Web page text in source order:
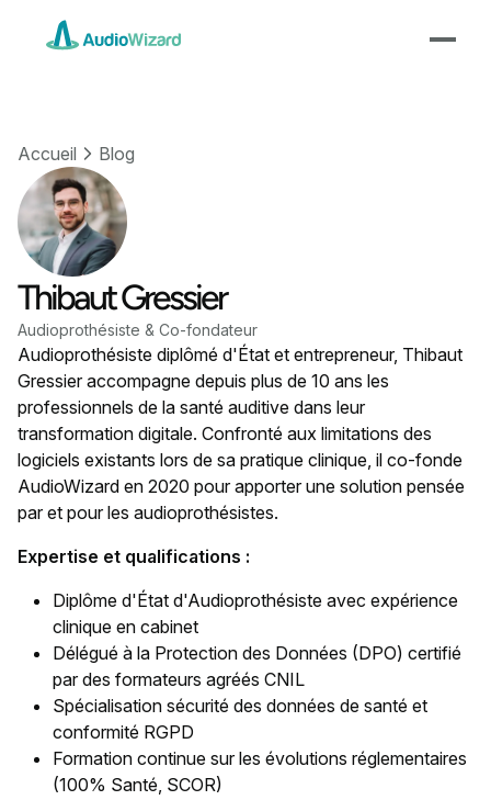
Accueil Blog
Thibaut Gressier
Audioprothésiste & Co-fondateur
Audioprothésiste diplômé d'État et entrepreneur, Thibaut
Gressier accompagne depuis plus de 10 ans les
professionnels de la santé auditive dans leur
transformation digitale. Confronté aux limitations des
logiciels existants lors de sa pratique clinique, il co-fonde
AudioWizard en 2020 pour apporter une solution pensée
par et pour les audioprothésistes.
Expertise et qualifications :
Diplôme d'État d'Audioprothésiste avec expérience
clinique en cabinet
Délégué à la Protection des Données (DPO) certifié
par des formateurs agréés CNIL
Spécialisation sécurité des données de santé et
conformité RGPD
Formation continue sur les évolutions réglementaires
(100% Santé, SCOR)